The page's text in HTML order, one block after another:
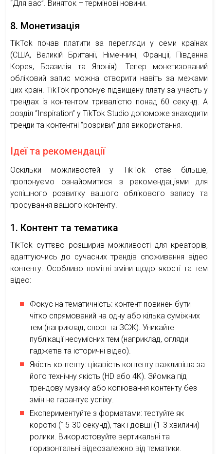
“Для вас”. Виняток – термінові новини.
8. Монетизація
TikTok почав платити за перегляди у семи країнах
(США, Великій Британії, Німеччині, Франції, Південна
Корея, Бразилія та Японія). Тепер монетизований
обліковий запис можна створити навіть за межами
цих країн. TikTok пропонує підвищену плату за участь у
трендах із контентом тривалістю понад 60 секунд. А
розділ “Inspiration” у TikTok Studio допоможе знаходити
тренди та контентні “розриви” для використання.
Ідеї та рекомендації
Оскільки можливостей у TikTok стає більше,
пропонуємо ознайомитися з рекомендаціями для
успішного розвитку вашого облікового запису та
просування вашого контенту.
1. Контент та тематика
TikTok суттєво розширив можливості для креаторів,
адаптуючись до сучасних трендів споживання відео
контенту. Особливо помітні зміни щодо якості та тем
відео:
Фокус на тематичність: контент повинен бути
чітко спрямований на одну або кілька суміжних
тем (наприклад, спорт та ЗСЖ). Уникайте
публікації несумісних тем (наприклад, огляди
гаджетів та історичні відео).
Якість контенту: цікавість контенту важливіша за
його технічну якість (HD або 4K). Зйомка під
трендову музику або копіювання контенту без
змін не гарантує успіху.
Експериментуйте з форматами: тестуйте як
короткі (15-30 секунд), так і довші (1-3 хвилини)
ролики. Використовуйте вертикальні та
горизонтальні відеозалежно від тематики.